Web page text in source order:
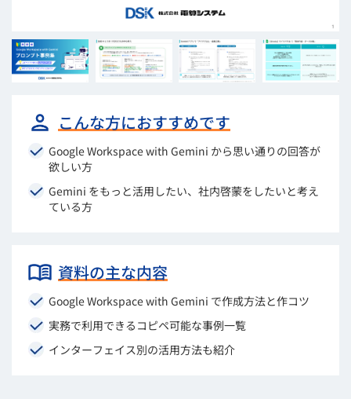
こんな方におすすめです
Google Workspace with Gemini から思い通りの回答が
欲しい方
Gemini をもっと活用したい、社内啓蒙をしたいと考え
ている方
資料の主な内容
Google Workspace with Gemini で作成方法と作コツ
実務で利用できるコピペ可能な事例一覧
インターフェイス別の活用方法も紹介